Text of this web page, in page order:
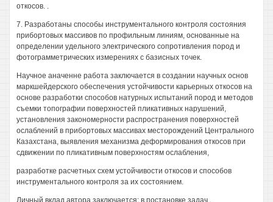
откосов. .
7. Разработаны способы инструментального контроля состояния
прибортовых массивов по профильным линиям, основанные на
определении удельного электрического сопротивления пород и
фотограмметрических измерениях с базисных точек.
Научное аначенне работа заключается в создании научных основ
маркшейдерского обеспечения устойчивости карьерных откосов на
основе разработки способов натурных испытаний пород и методов
съемки топографии поверхностей пликативных нарушений,
установления закономерности распространения поверхностей
ослаблений в прибортовых массивах месторождений Центрального
Казахстана, выявления механизма деформирования откосов при
сдвижении по пликативным поверхностям ослабления,
разработке расчетных схем устойчивости откосов и способов
инструментального контроля за их состоянием.
Личный вклад автора заключается: в постановке задач .